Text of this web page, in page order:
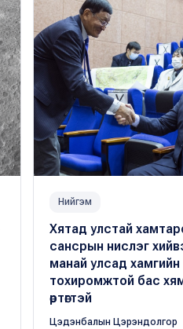
Нийгэм
Хятад улстай
сансрын нислэг
манай улсад хамгийн
тохиромжтой бас
өртөгтэй
Цэдэнбалын Цэрэндолгор